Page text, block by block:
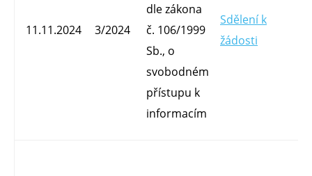
11.11.2024 3/2024
dle zákona
č. 106/1999
Sb., o
svobodném
přístupu k
informacím
Sdělení k
žádosti